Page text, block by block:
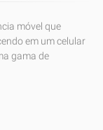
móvel que
em um celular
gama de